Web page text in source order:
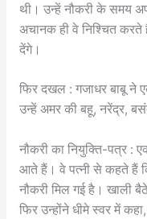
थी। उन्हें नौकरी के समय
अचानक ही वे निश्चित
देंगे।
फिर दखल : गजाधर बाबू ने
उन्हें अमर की बहू, नरेंद्र,
नौकरी का नियुक्ति-पत्र :
आते हैं। वे पत्नी से कहते हैं
नौकरी मिल गई है। खाली
फिर उन्होंने धीमे स्वर में